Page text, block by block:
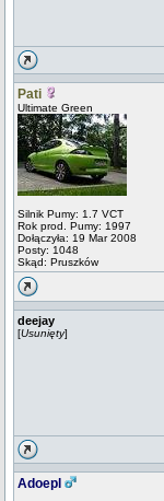
Pati
Ultimate Green
Silnik Pumy: 1.7 VCT
Rok prod. Pumy: 1997
Dołączyła: 19 Mar 2008
Posty: 1048
Skąd: Pruszków
deejay
[Usunięty]
Adoepl